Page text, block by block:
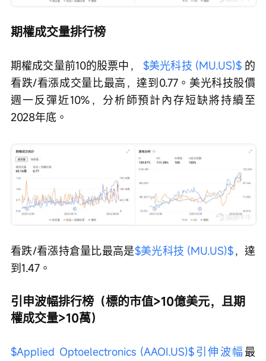
期權成交量排行榜
期權成交量前10的股票中， $美光科技 (MU.US)$ 的
看跌/看漲成交量比最高，達到0.77。美光科技股價
週一反彈近10%，分析師預計內存短缺將持續至
2028年底。
看跌/看漲持倉量比最高是$美光科技 (MU.US)$，達
到1.47。
引申波幅排行榜（標的市值>10億美元，且期
權成交量>10萬）
$Applied Optoelectronics (AAOI.US)$引伸波幅最